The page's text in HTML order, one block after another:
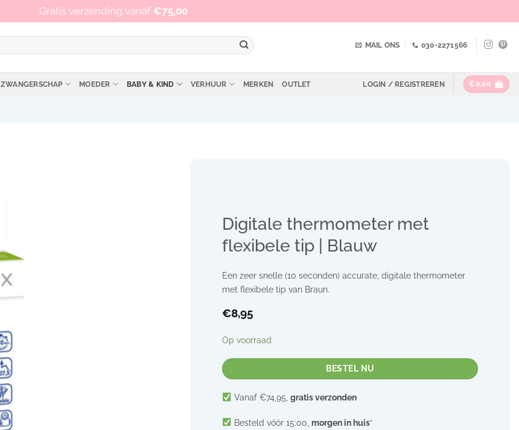
Op werkdagen vóór 15:00 besteld, zelfde dag verzonden!
MAIL ONS 030-2271566
ZWANGERSCHAP MOEDER BABY & KIND VERHUUR MERKEN OUTLET LOGIN / REGISTREREN €0,00
Digitale thermometer met
flexibele tip | Blauw
Een zeer snelle (10 seconden) accurate, digitale thermometer
met flexibele tip van Braun.
€8,95
Op voorraad
BESTEL NU
Vanaf €74,95,gratis verzonden
Besteld vóór 15:00,morgen in huis*
Gratis verzending vanaf €75,00